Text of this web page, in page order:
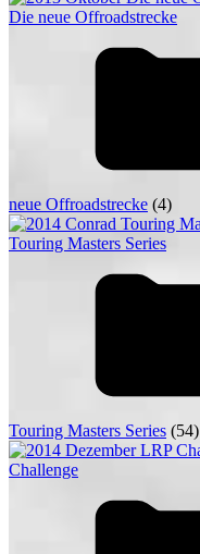
neue Offroadstrecke (4)
Touring Masters Series (54)